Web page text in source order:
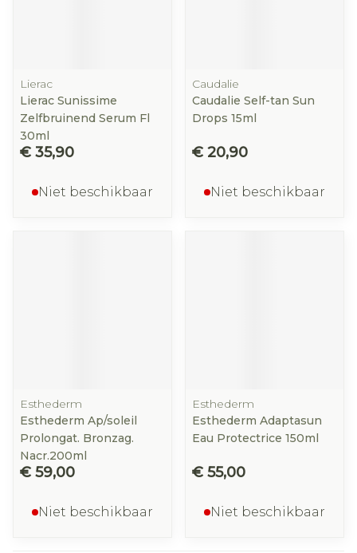
Lierac
Lierac Sunissime
Zelfbruinend Serum Fl
30ml
€ 35,90
Niet beschikbaar
Caudalie
Caudalie Self-tan Sun
Drops 15ml
€ 20,90
Niet beschikbaar
Esthederm
Esthederm Ap/soleil
Prolongat. Bronzag.
Nacr.200ml
€ 59,00
Niet beschikbaar
Esthederm
Esthederm Adaptasun
Eau Protectrice 150ml
€ 55,00
Niet beschikbaar